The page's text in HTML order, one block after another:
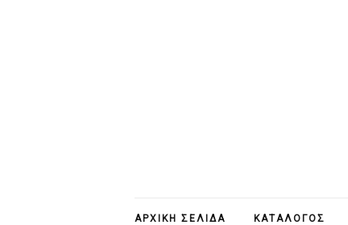
ΑΡΧΙΚΉ ΣΕΛΊΔΑ ΚΑΤΆΛΟΓΟΣ